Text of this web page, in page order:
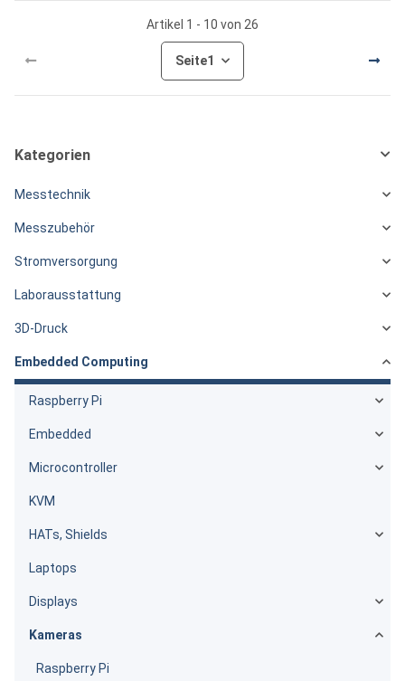
Artikel 1 - 10 von 26
Seite1
Kategorien
Messtechnik
Messzubehör
Stromversorgung
Laborausstattung
3D-Druck
Embedded Computing
Raspberry Pi
Embedded
Microcontroller
KVM
HATs, Shields
Laptops
Displays
Kameras
Raspberry Pi